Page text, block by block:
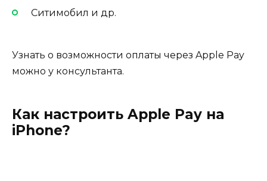
Ситимобил и др.
Узнать о возможности оплаты через Apple Pay
можно у консультанта.
Как настроить Apple Pay на
iPhone?